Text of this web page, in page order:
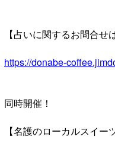
【占いに関するお問合せ
https://donabe-
同時開催！
【名護のローカルスイー